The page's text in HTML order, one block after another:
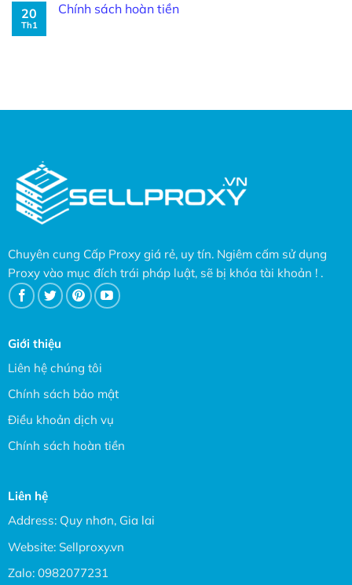
20
Th1
Chính sách hoàn tiền
Chuyên cung Cấp Proxy giá rẻ, uy tín. Ngiêm cấm sử dụng
Proxy vào mục đích trái pháp luật, sẽ bị khóa tài khoản ! .
Giới thiệu
Liên hệ chúng tôi
Chính sách bảo mật
Điều khoản dịch vụ
Chính sách hoàn tiền
Liên hệ
Address: Quy nhơn, Gia lai
Website: Sellproxy.vn
Zalo: 0982077231